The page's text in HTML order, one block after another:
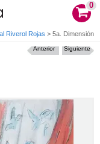
0
Riverol Rojas > 5a. Dimensión
Siguiente
Anterior